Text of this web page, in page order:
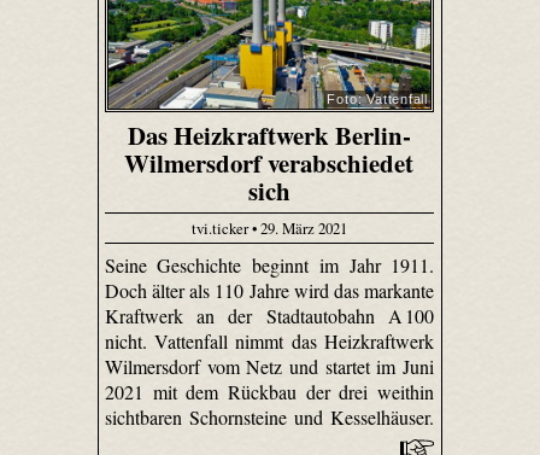
Foto: Vattenfall
Das Heizkraftwerk Berlin-
Wilmersdorf verabschiedet
sich
tvi.ticker • 29. März 2021
Seine Geschichte beginnt im Jahr 1911.
Doch älter als 110 Jahre wird das markante
Kraftwerk an der Stadtautobahn A 100
nicht. Vattenfall nimmt das Heizkraftwerk
Wilmersdorf vom Netz und startet im Juni
2021 mit dem Rückbau der drei weithin
sichtbaren Schornsteine und Kesselhäuser.